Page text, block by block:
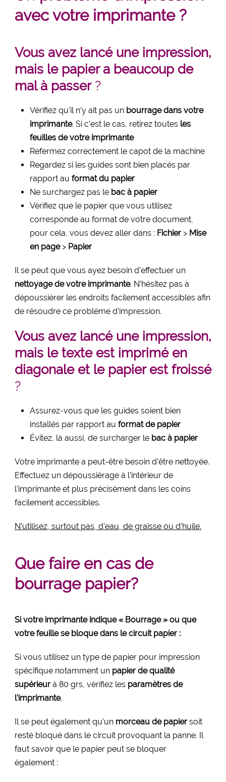
avec votre imprimante ?
Vous avez lancé une impression,
mais le papier a beaucoup de
mal à passer?
Vérifiez qu’il n’y ait pas un bourrage dans votre
imprimante. Si c’est le cas, retirez toutes les
feuilles de votre imprimante
Refermez correctement le capot de la machine
Regardez si les guides sont bien placés par
rapport au format du papier
Ne surchargez pas le bac à papier
Vérifiez que le papier que vous utilisez
corresponde au format de votre document,
pour cela, vous devez aller dans : Fichier > Mise
en page> Papier
Il se peut que vous ayez besoin d’effectuer un
nettoyage de votre imprimante. N’hésitez pas à
dépoussiérer les endroits facilement accessibles afin
de résoudre ce problème d’impression.
Vous avez lancé une impression,
mais le texte est imprimé en
diagonale et le papier est froissé
?
Assurez-vous que les guides soient bien
installés par rapport au format de papier
Évitez, là aussi, de surcharger le bac à papier
Votre imprimante a peut-être besoin d’être nettoyée.
Effectuez un dépoussiérage à l’intérieur de
l’imprimante et plus précisément dans les coins
facilement accessibles.
N’utilisez, surtout pas, d’eau, de graisse ou d’huile.
Que faire en cas de
bourrage papier?
Si votre imprimante indique « Bourrage » ou que
votre feuille se bloque dans le circuit papier :
Si vous utilisez un type de papier pour impression
spécifique notamment un papier de qualité
supérieur à 80 grs, vérifiez les paramètres de
l’imprimante.
Il se peut également qu’un morceau de papier soit
resté bloqué dans le circuit provoquant la panne. Il
faut savoir que le papier peut se bloquer
également :